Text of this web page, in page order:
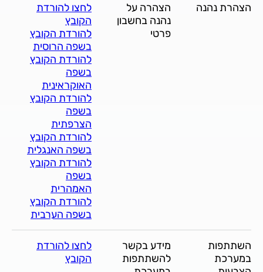
הצהרת נהנה
הצהרה על
נהנה בחשבון
פרטי
לחצו להורדת
הקובץ
להורדת הקובץ
בשפה הרוסית
להורדת הקובץ
בשפה
האוקראינית
להורדת הקובץ
בשפה
הצרפתית
להורדת הקובץ
בשפה האנגלית
להורדת הקובץ
בשפה
האמהרית
להורדת הקובץ
בשפה הערבית
השתתפות
במערכת
מידע בקשר
להשתתפות
לחצו להורדת
הקובץ